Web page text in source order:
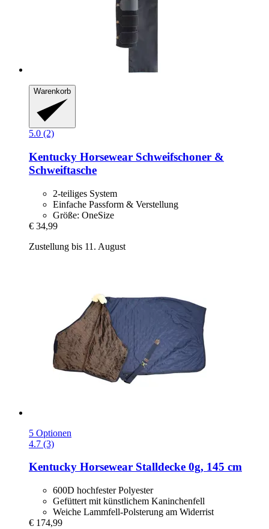
Warenkorb
5.0 (2)
Kentucky Horsewear Schweifschoner &
Schweiftasche
2-teiliges System
Einfache Passform & Verstellung
Größe: OneSize
€ 34,99
Zustellung bis 11. August
5 Optionen
4.7 (3)
Kentucky Horsewear Stalldecke 0g, 145 cm
600D hochfester Polyester
Gefüttert mit künstlichem Kaninchenfell
Weiche Lammfell-Polsterung am Widerrist
€ 174,99